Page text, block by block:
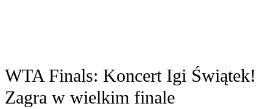
WTA Finals: Koncert Igi Świątek!
Zagra w wielkim finale